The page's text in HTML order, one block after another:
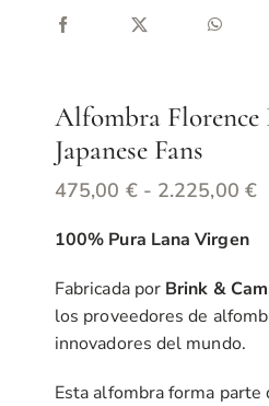
Alfombra Florence
Japanese Fans
475,00 € - 2.225,00 €
100% Pura Lana Virgen
Fabricada por Brink &
los proveedores de
innovadores del mundo.
Esta alfombra forma parte